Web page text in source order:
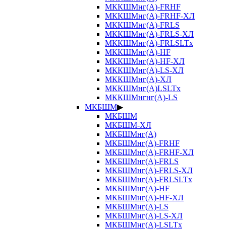
МККШМнг(А)-FRHF
МККШМнг(А)-FRHF-ХЛ
МККШМнг(А)-FRLS
МККШМнг(А)-FRLS-ХЛ
МККШМнг(А)-FRLSLTx
МККШМнг(А)-HF
МККШМнг(А)-HF-ХЛ
МККШМнг(А)-LS-ХЛ
МККШМнг(А)-ХЛ
МККШМнг(А)LSLTx
МККШМнгнг(А)-LS
МКБШМ▶
МКБШМ
МКБШМ-ХЛ
МКБШМнг(А)
МКБШМнг(А)-FRHF
МКБШМнг(А)-FRHF-ХЛ
МКБШМнг(А)-FRLS
МКБШМнг(А)-FRLS-ХЛ
МКБШМнг(А)-FRLSLTx
МКБШМнг(А)-HF
МКБШМнг(А)-HF-ХЛ
МКБШМнг(А)-LS
МКБШМнг(А)-LS-ХЛ
МКБШМнг(А)-LSLTx